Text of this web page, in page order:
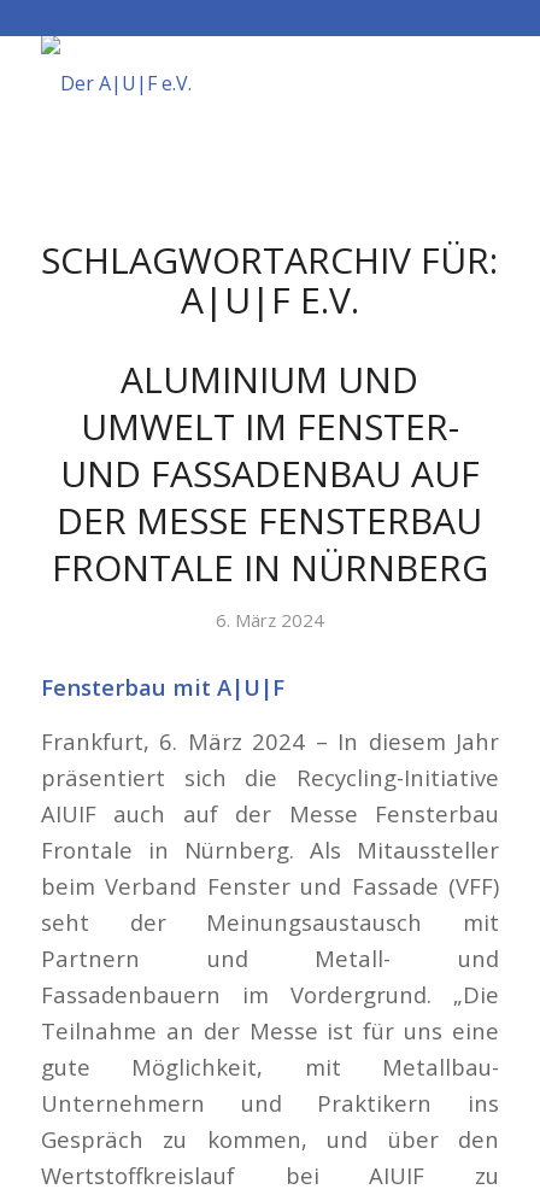
SCHLAGWORTARCHIV FÜR:
A|U|F E.V.
ALUMINIUM UND
UMWELT IM FENSTER-
UND FASSADENBAU AUF
DER MESSE FENSTERBAU
FRONTALE IN NÜRNBERG
6. März 2024
Fensterbau mit A|U|F
Frankfurt, 6. März 2024 – In diesem Jahr
präsentiert sich die Recycling-Initiative
AIUIF auch auf der Messe Fensterbau
Frontale in Nürnberg. Als Mitaussteller
beim Verband Fenster und Fassade (VFF)
seht der Meinungsaustausch mit
Partnern und Metall- und
Fassadenbauern im Vordergrund. „Die
Teilnahme an der Messe ist für uns eine
gute Möglichkeit, mit Metallbau-
Unternehmern und Praktikern ins
Gespräch zu kommen, und über den
Wertstoffkreislauf bei AIUIF zu